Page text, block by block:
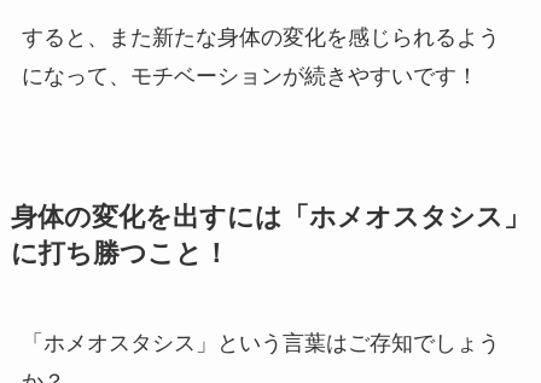
すると、また新たな身体の変化を感じられるよう
になって、モチベーションが続きやすいです！
身体の変化を出すには「ホメオスタシス」
に打ち勝つこと！
「ホメオスタシス」という言葉はご存知でしょう